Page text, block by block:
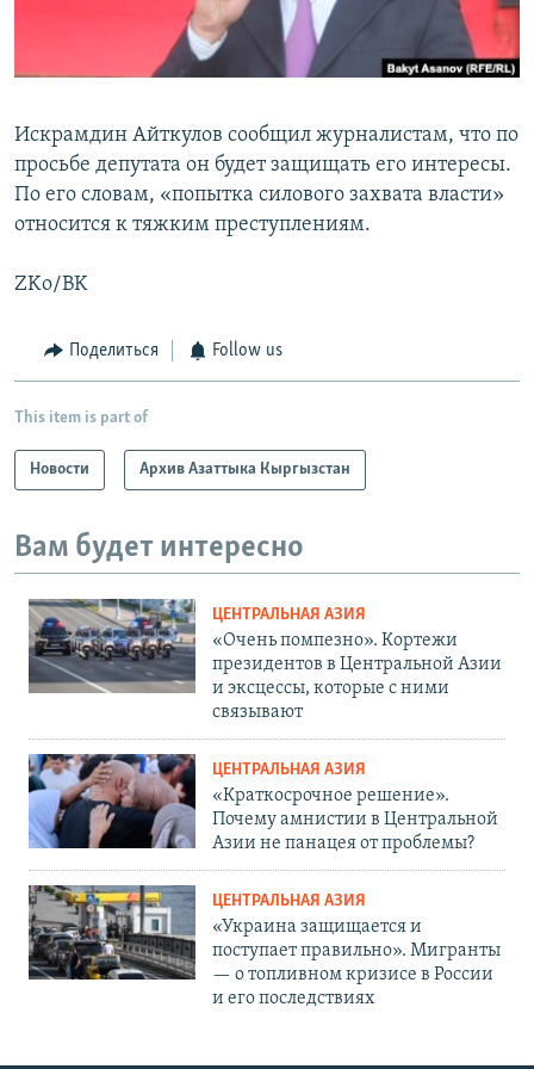
Искрамдин Айткулов сообщил журналистам, что по
просьбе депутата он будет защищать его интересы.
По его словам, «попытка силового захвата власти»
относится к тяжким преступлениям.
ZKo/BK
Поделиться Follow us
This item is part of
Новости Архив Азаттыка Кыргызстан
Вам будет интересно
ЦЕНТРАЛЬНАЯ АЗИЯ
«Очень помпезно». Кортежи
президентов в Центральной Азии
и эксцессы, которые с ними
связывают
ЦЕНТРАЛЬНАЯ АЗИЯ
«Краткосрочное решение».
Почему амнистии в Центральной
Азии не панацея от проблемы?
ЦЕНТРАЛЬНАЯ АЗИЯ
«Украина защищается и
поступает правильно». Мигранты
— о топливном кризисе в России
и его последствиях